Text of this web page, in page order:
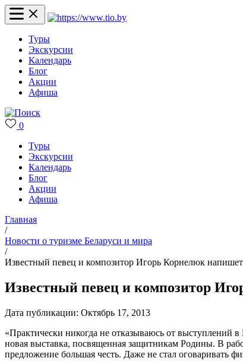
Туры
Экскурсии
Календарь
Блог
Акции
Афиша
0
Туры
Экскурсии
Календарь
Блог
Акции
Афиша
Главная
/
Новости о туризме Беларуси и мира
/
Известный певец и композитор Игорь Корнелюк
Известный певец и композитор
Дата публикации: Октябрь 17, 2013
«Практически никогда не отказываюсь от выступлений
новая выставка, посвященная защитникам Родины. В
предложение большая честь. Даже не стал оговаривать